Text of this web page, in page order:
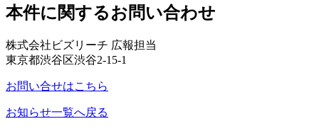
本件に関するお問い合わせ
株式会社ビズリーチ 広報担当
東京都渋谷区渋谷2-15-1
お問い合せはこちら
お知らせ一覧へ戻る